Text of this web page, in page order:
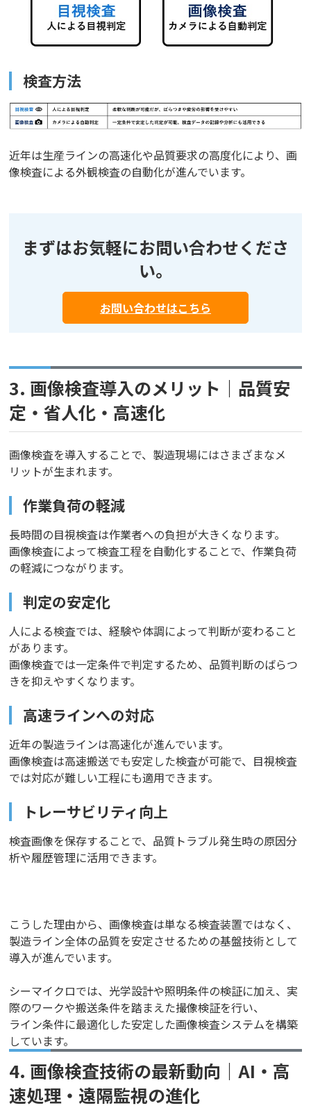
検査方法
近年は生産ラインの高速化や品質要求の高度化により、画
像検査による外観検査の自動化が進んでいます。
まずはお気軽にお問い合わせくださ
い。
お問い合わせはこちら
3. 画像検査導入のメリット｜品質安
定・省人化・高速化
画像検査を導入することで、製造現場にはさまざまなメ
リットが生まれます。
作業負荷の軽減
長時間の目視検査は作業者への負担が大きくなります。
画像検査によって検査工程を自動化することで、作業負荷
の軽減につながります。
判定の安定化
人による検査では、経験や体調によって判断が変わること
があります。
画像検査では一定条件で判定するため、品質判断のばらつ
きを抑えやすくなります。
高速ラインへの対応
近年の製造ラインは高速化が進んでいます。
画像検査は高速搬送でも安定した検査が可能で、目視検査
では対応が難しい工程にも適用できます。
トレーサビリティ向上
検査画像を保存することで、品質トラブル発生時の原因分
析や履歴管理に活用できます。
こうした理由から、画像検査は単なる検査装置ではなく、
製造ライン全体の品質を安定させるための基盤技術として
導入が進んでいます。
シーマイクロでは、光学設計や照明条件の検証に加え、実
際のワークや搬送条件を踏まえた撮像検証を行い、
ライン条件に最適化した安定した画像検査システムを構築
しています。
4. 画像検査技術の最新動向｜AI・高
速処理・遠隔監視の進化